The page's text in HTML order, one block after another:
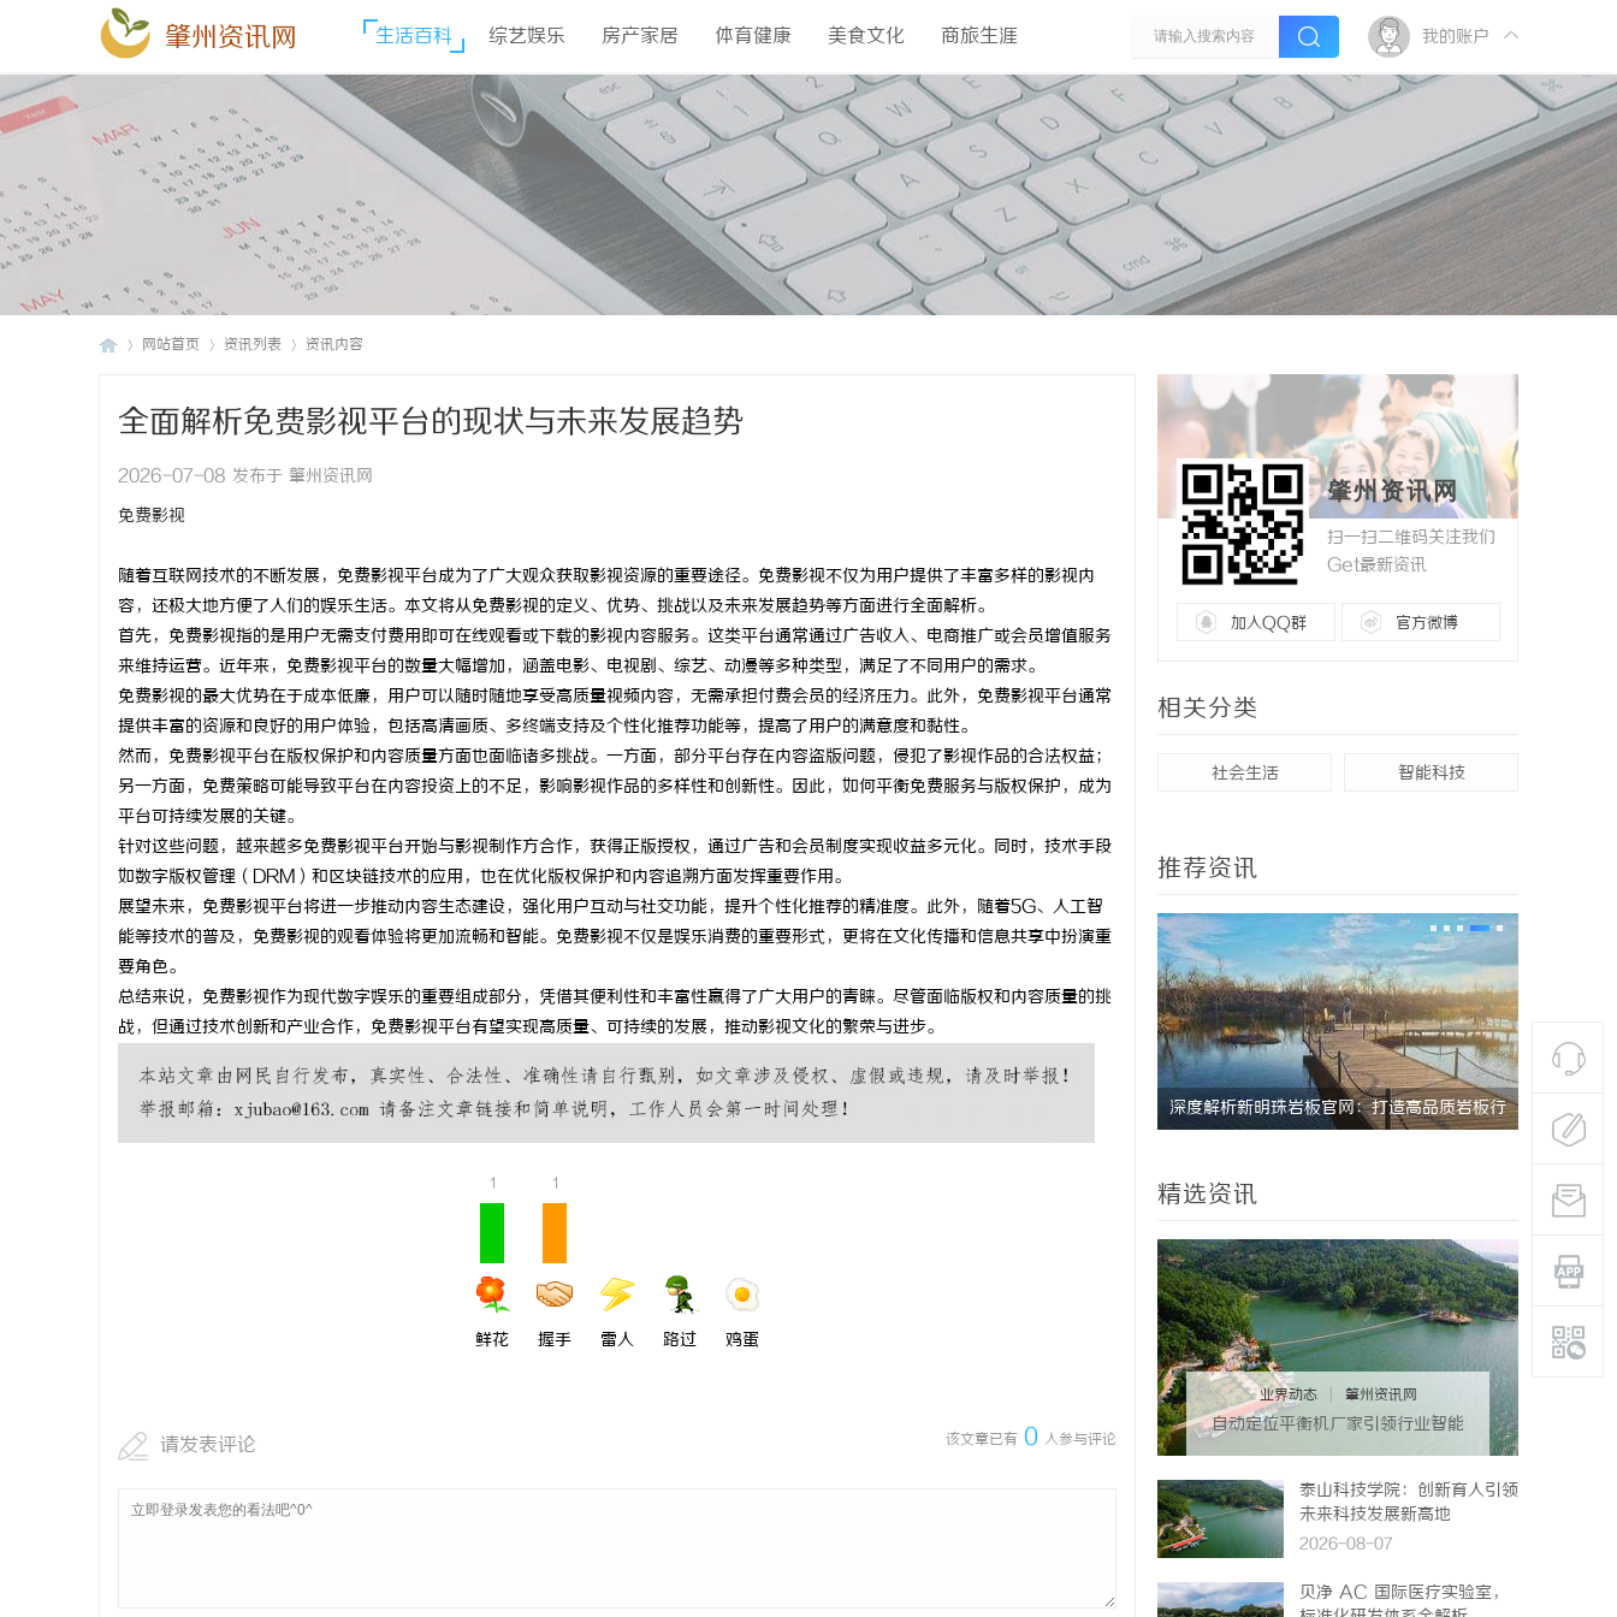
肇州资讯网 生活百科 综艺娱乐 房产家居 体育健康 美食文化 商旅生涯 我的账户
网站首页 资讯列表 资讯内容
全面解析免费影视平台的现状与未来发展趋势
2026-07-08 发布于 肇州资讯网
免费影视
随着互联网技术的不断发展，免费影视平台成为了广大观众获取影视资源的重要途径。免费影视不仅为用户提供了丰富多样的影视内
容，还极大地方便了人们的娱乐生活。本文将从免费影视的定义、优势、挑战以及未来发展趋势等方面进行全面解析。
首先，免费影视指的是用户无需支付费用即可在线观看或下载的影视内容服务。这类平台通常通过广告收入、电商推广或会员增值服务
来维持运营。近年来，免费影视平台的数量大幅增加，涵盖电影、电视剧、综艺、动漫等多种类型，满足了不同用户的需求。
免费影视的最大优势在于成本低廉，用户可以随时随地享受高质量视频内容，无需承担付费会员的经济压力。此外，免费影视平台通常
提供丰富的资源和良好的用户体验，包括高清画质、多终端支持及个性化推荐功能等，提高了用户的满意度和黏性。
然而，免费影视平台在版权保护和内容质量方面也面临诸多挑战。一方面，部分平台存在内容盗版问题，侵犯了影视作品的合法权益；
另一方面，免费策略可能导致平台在内容投资上的不足，影响影视作品的多样性和创新性。因此，如何平衡免费服务与版权保护，成为
平台可持续发展的关键。
针对这些问题，越来越多免费影视平台开始与影视制作方合作，获得正版授权，通过广告和会员制度实现收益多元化。同时，技术手段
如数字版权管理（DRM）和区块链技术的应用，也在优化版权保护和内容追溯方面发挥重要作用。
展望未来，免费影视平台将进一步推动内容生态建设，强化用户互动与社交功能，提升个性化推荐的精准度。此外，随着5G、人工智
能等技术的普及，免费影视的观看体验将更加流畅和智能。免费影视不仅是娱乐消费的重要形式，更将在文化传播和信息共享中扮演重
要角色。
总结来说，免费影视作为现代数字娱乐的重要组成部分，凭借其便利性和丰富性赢得了广大用户的青睐。尽管面临版权和内容质量的挑
战，但通过技术创新和产业合作，免费影视平台有望实现高质量、可持续的发展，推动影视文化的繁荣与进步。
1
鲜花
1
握手 雷人 路过 鸡蛋
该文章已有 0 人参与评论
请发表评论
肇州资讯网
扫一扫二维码关注我们
Get最新资讯
加入QQ群 官方微博
相关分类
社会生活 智能科技
推荐资讯
武汉配眼镜 上海配眼镜 武汉配眼镜 上海配眼镜 武汉配眼镜 上海配眼镜 深度解析新明珠岩板官网：打造高品质岩板行 激光跟踪
精选资讯
业界动态 肇州资讯网
自动定位平衡机厂家引领行业智能
泰山科技学院：创新育人引领
未来科技发展新高地
2026-08-07
贝净 AC 国际医疗实验室，